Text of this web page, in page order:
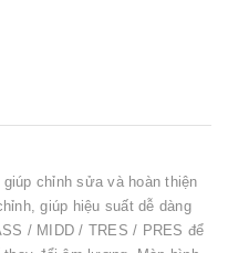
chỉnh sửa và hoàn thiện
giúp hiệu suất dễ dàng
/ MIDD / TRES / PRES để